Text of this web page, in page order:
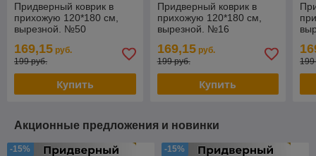
Придверный коврик в
прихожую 120*180 см,
вырезной. №50
169,15 руб.
199 руб.
Купить
Придверный коврик в
прихожую 120*180 см,
вырезной. №16
169,15руб.
199 руб.
Купить
199
Акционные предложения и новинки
-15% -15%